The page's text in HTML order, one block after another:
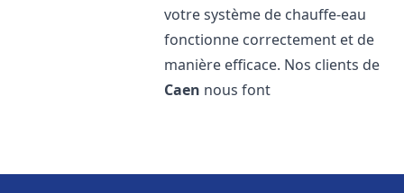
votre système de chauffe-eau
fonctionne correctement et de
manière efficace. Nos clients de
Caen nous font